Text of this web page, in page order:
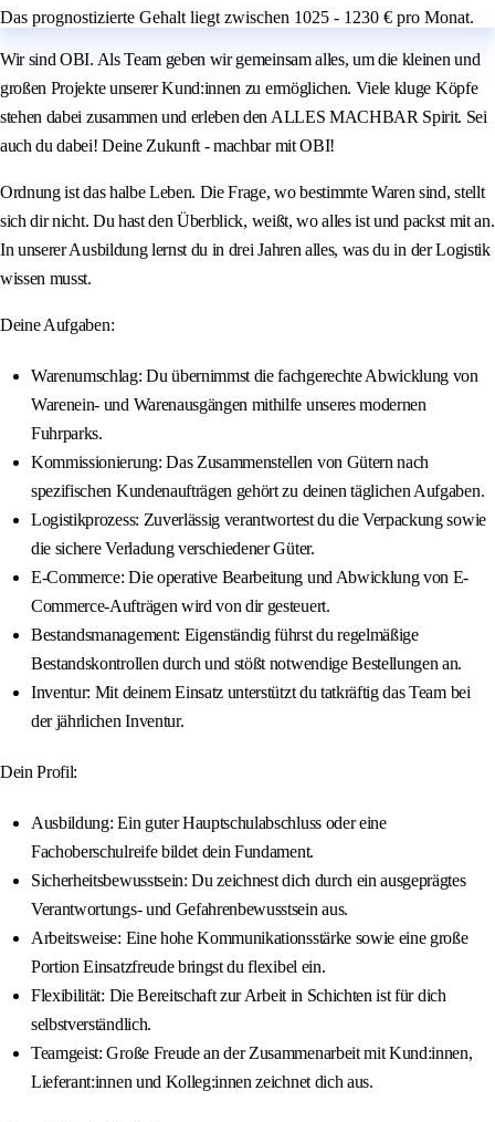
Das prognostizierte Gehalt liegt zwischen 1025 - 1230 € pro Monat.
Wir sind OBI. Als Team geben wir gemeinsam alles, um die kleinen und
großen Projekte unserer Kund:innen zu ermöglichen. Viele kluge Köpfe
stehen dabei zusammen und erleben den ALLES MACHBAR Spirit. Sei
auch du dabei! Deine Zukunft - machbar mit OBI!
Ordnung ist das halbe Leben. Die Frage, wo bestimmte Waren sind, stellt
sich dir nicht. Du hast den Überblick, weißt, wo alles ist und packst mit an.
In unserer Ausbildung lernst du in drei Jahren alles, was du in der Logistik
wissen musst.
Deine Aufgaben:
Warenumschlag: Du übernimmst die fachgerechte Abwicklung von
Warenein- und Warenausgängen mithilfe unseres modernen
Fuhrparks.
Kommissionierung: Das Zusammenstellen von Gütern nach
spezifischen Kundenaufträgen gehört zu deinen täglichen Aufgaben.
Logistikprozess: Zuverlässig verantwortest du die Verpackung sowie
die sichere Verladung verschiedener Güter.
E-Commerce: Die operative Bearbeitung und Abwicklung von E-
Commerce-Aufträgen wird von dir gesteuert.
Bestandsmanagement: Eigenständig führst du regelmäßige
Bestandskontrollen durch und stößt notwendige Bestellungen an.
Inventur: Mit deinem Einsatz unterstützt du tatkräftig das Team bei
der jährlichen Inventur.
Dein Profil:
Ausbildung: Ein guter Hauptschulabschluss oder eine
Fachoberschulreife bildet dein Fundament.
Sicherheitsbewusstsein: Du zeichnest dich durch ein ausgeprägtes
Verantwortungs- und Gefahrenbewusstsein aus.
Arbeitsweise: Eine hohe Kommunikationsstärke sowie eine große
Portion Einsatzfreude bringst du flexibel ein.
Flexibilität: Die Bereitschaft zur Arbeit in Schichten ist für dich
selbstverständlich.
Teamgeist: Große Freude an der Zusammenarbeit mit Kund:innen,
Lieferant:innen und Kolleg:innen zeichnet dich aus.